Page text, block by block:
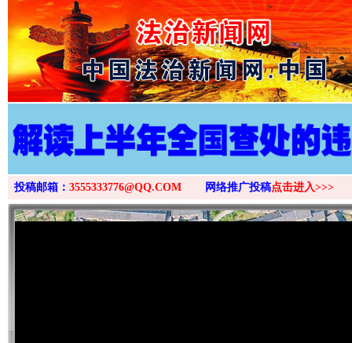
>
投稿邮箱： 3555333776@QQ.COM 网络推广投稿点击进入>>>